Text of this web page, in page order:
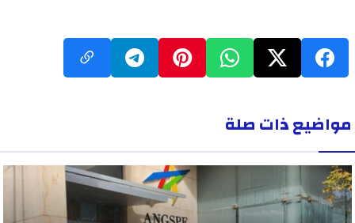
مواضيع ذات صلة